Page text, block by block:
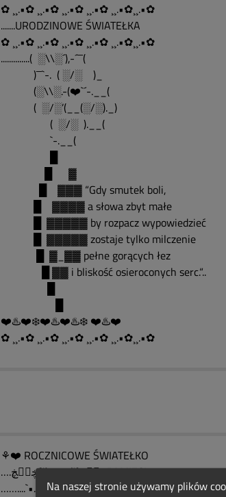
✿ ¸¸.•✿ ¸¸.•✿ ¸¸.•✿ ¸¸.•✿ ¸¸.•✿¸¸.•✿
.......URODZINOWE ŚWIATEŁKA
✿ ¸¸.•✿ ¸¸.•✿ ¸¸.•✿ ¸¸.•✿ ¸¸.•✿¸¸.•✿
..............( ░\\░´),-´¯¯(
)¯¯`-. ( ░/░ )_
(░\\░.-(❤️`´-.__(
( ░/░’(__(░/░)._)
( ░/░ ).__(
`-.__(
█ ▓
█ ▓▓▓ “Gdy smutek boli,
█ ▓▓▓▓ a słowa zbyt małe
█ ▓▓▓▓▓ by rozpacz wypowiedzieć
█ ▓▓▓▓▓ zostaje tylko milczenie
█ ▓_▓▓ pełne gorących łez
█ ▓▓ i bliskość osieroconych serc.“..
❤️♨️❤️❄️❤️♨️❤️♨️❄️ ❤️♨️❤️
✿ ¸¸.•✿ ¸¸.•✿ ¸¸.•✿ ¸¸.•✿ ¸¸.•✿¸¸.•✿
⚘❤️ ROCZNICOWE ŚWIATEŁKO
….ڿڰۣڿ(¨` •❤️•´¨)ڿڰۣڿPAMIĘCI
……....`•.¸⚘¸.•´ (¨`•❤️•´¨)….ڿڰۣڿ
Na naszej stronie używamy plików